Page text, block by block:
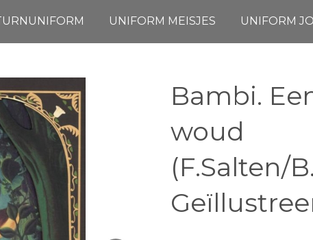
UNIFORM MEISJES UNIFORM
Bambi.
woud
(F.Salten/